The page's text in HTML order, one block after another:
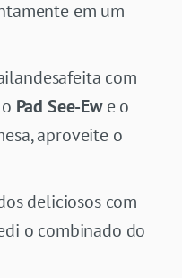
em um
com
Pad See-Ewe o
aproveite o
deliciosos com
o combinado do